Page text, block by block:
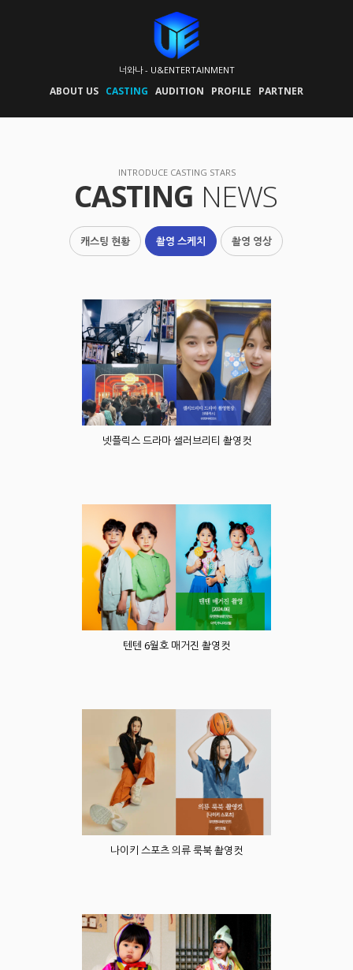
너와나 - U&ENTERTAINMENT
ABOUT US CASTING AUDITION PROFILE PARTNER
INTRODUCE CASTING STARS
CASTING NEWS
캐스팅 현황 촬영 스케치 촬영 영상
넷플릭스 드라마 셀러브리티 촬영컷
텐텐 6월호 매거진 촬영컷
나이키 스포츠 의류 룩북 촬영컷